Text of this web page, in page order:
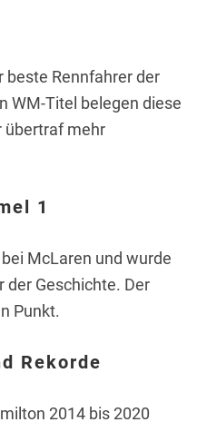
beste Rennfahrer der
WM-Titel belegen diese
übertraf mehr
1
McLaren und wurde
Geschichte. Der
Punkt.
Rekorde
2014 bis 2020